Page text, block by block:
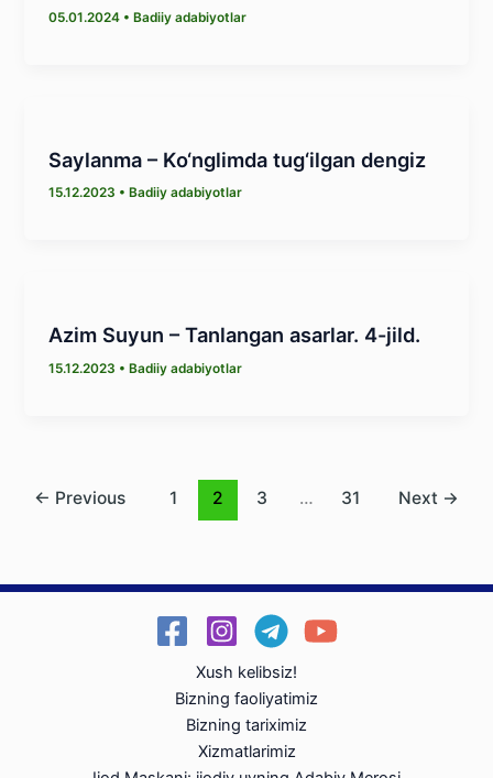
05.01.2024 •Badiiy adabiyotlar
Saylanma – Kо‘nglimda tug‘ilgan dengiz
15.12.2023 • Badiiy adabiyotlar
Azim Suyun – Tanlangan asarlar. 4-jild.
15.12.2023 • Badiiy adabiyotlar
← Previous 1 2 3 … 31 Next →
Xush kelibsiz!
Bizning faoliyatimiz
Bizning tariximiz
Xizmatlarimiz